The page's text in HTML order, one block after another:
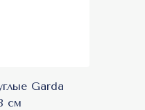
Garda
см